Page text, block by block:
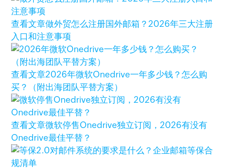
查看文章做外贸怎么注册国外邮箱？2026年三大注册
入口和注意事项
查看文章2026年微软Onedrive一年多少钱？怎么购
买？（附出海团队平替方案）
查看文章微软停售Onedrive独立订阅，2026有没有
Onedrive最佳平替？